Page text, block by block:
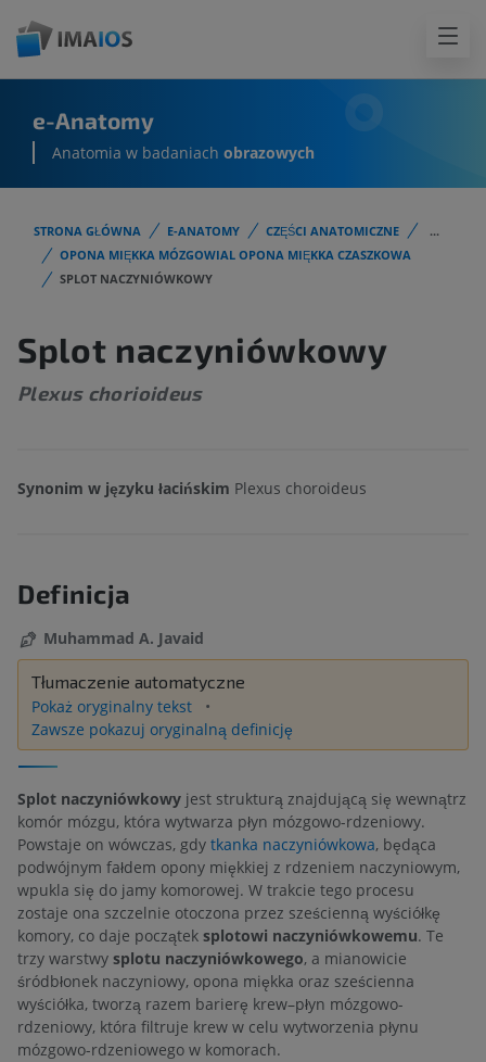
e-Anatomy
Anatomia w badaniach obrazowych
STRONA GŁÓWNA E-ANATOMY CZĘŚCI ANATOMICZNE
...
OPONA MIĘKKA MÓZGOWIAL OPONA MIĘKKA CZASZKOWA
SPLOT NACZYNIÓWKOWY
Splot naczyniówkowy
Plexus chorioideus
Synonim w języku łacińskim Plexus choroideus
Definicja
Muhammad A. Javaid
Tłumaczenie automatyczne
Pokaż oryginalny tekst
Zawsze pokazuj oryginalną definicję
Splot naczyniówkowy jest strukturą znajdującą się wewnątrz
komór mózgu, która wytwarza płyn mózgowo-rdzeniowy.
Powstaje on wówczas, gdy tkanka naczyniówkowa, będąca
podwójnym fałdem opony miękkiej z rdzeniem naczyniowym,
wpukla się do jamy komorowej. W trakcie tego procesu
zostaje ona szczelnie otoczona przez sześcienną wyściółkę
komory, co daje początek splotowi naczyniówkowemu. Te
trzy warstwy splotu naczyniówkowego, a mianowicie
śródbłonek naczyniowy, opona miękka oraz sześcienna
wyściółka, tworzą razem barierę krew–płyn mózgowo-
rdzeniowy, która filtruje krew w celu wytworzenia płynu
mózgowo-rdzeniowego w komorach.